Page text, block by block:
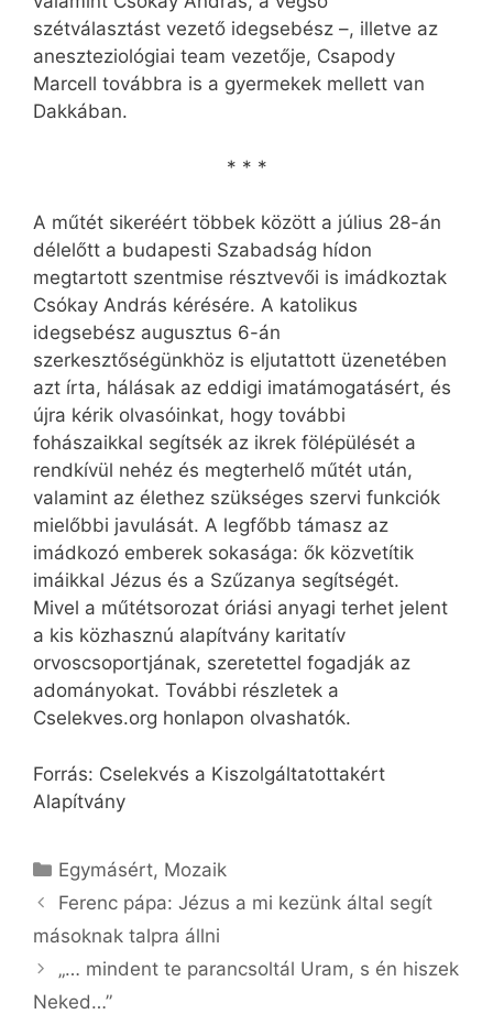
szétválasztást vezető idegsebész –, illetve az
anesz­tezio­lógiai team vezetője, Csapody
Marcell továbbra is a gyermekek mellett van
Dakkában.
* * *
A műtét sikeréért többek között a július 28-án
délelőtt a budapesti Szabadság hídon
megtartott szentmise résztvevői is imádkoztak
Csókay András kérésére. A katolikus
idegsebész augusztus 6-án
szerkesztőségünkhöz is eljutattott üzenetében
azt írta, hálásak az eddigi imatámogatásért, és
újra kérik olvasóinkat, hogy további
fohászaikkal segítsék az ikrek fölépülését a
rendkívül nehéz és megterhelő műtét után,
valamint az élethez szükséges szervi funkciók
mielőbbi javulását. A legfőbb támasz az
imádkozó emberek sokasága: ők közvetítik
imáikkal Jézus és a Szűzanya segítségét.
Mivel a műtétsorozat óriási anyagi terhet jelent
a kis közhasznú alapítvány karitatív
orvoscsoportjának, szeretettel fogadják az
adományokat. További részletek a
Cselekves.org honlapon olvashatók.
Forrás: Cselekvés a Kiszolgáltatottakért
Alapítvány
Kategória
Egymásért, Mozaik
Ferenc pápa: Jézus a mi kezünk által segít
másoknak talpra állni
„… mindent te parancsoltál Uram, s én hiszek
Neked…”